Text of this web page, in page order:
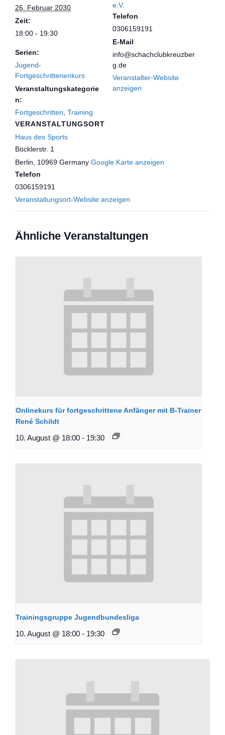
26. Februar 2030
Zeit:
18:00 - 19:30
Serien:
Jugend-
Fortgeschrittenenkurs
Veranstaltungskategorie
n:
Fortgeschritten Training
VERANSTALTUNGSORT
Haus des Sports
Böcklerstr. 1
Berlin
10969 Germany Google Karte anzeigen
Telefon
0306159191
Veranstaltungsort-Website anzeigen
e.V.
Telefon
0306159191
E-Mail
info@schachclubkreuzber
g.de
Veranstalter-Website
anzeigen
Ähnliche Veranstaltungen
Onlinekurs für fortgeschrittene Anfänger mit B-Trainer
René Schildt
10. August @ 18:00 - 19:30
Trainingsgruppe Jugendbundesliga
10. August @ 18:00 - 19:30